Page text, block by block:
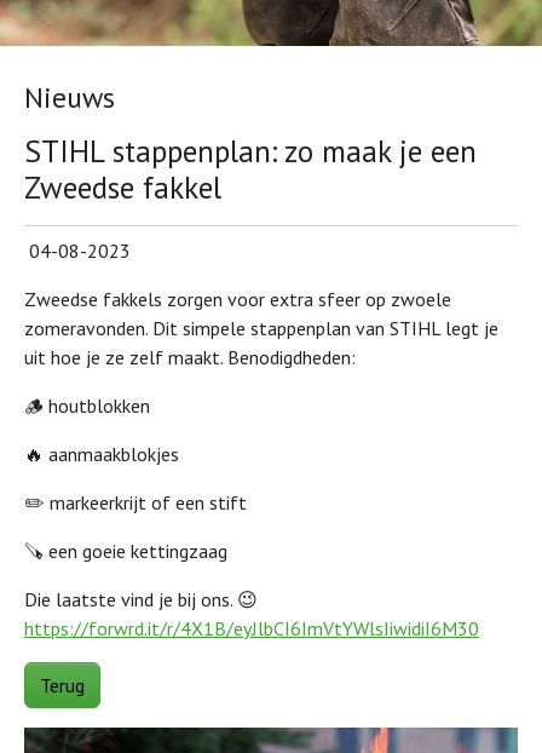
Nieuws
STIHL stappenplan: zo maak je een
Zweedse fakkel
04-08-2023
Zweedse fakkels zorgen voor extra sfeer op zwoele
zomeravonden. Dit simpele stappenplan van STIHL legt je
uit hoe je ze zelf maakt. Benodigdheden:
🪵 houtblokken
🔥 aanmaakblokjes
✏️ markeerkrijt of een stift
🪚 een goeie kettingzaag
Die laatste vind je bij ons. 😉
https://forwrd.it/r/4X1B/eyJlbCI6ImVtYWlsIiwidiI6M30
Terug